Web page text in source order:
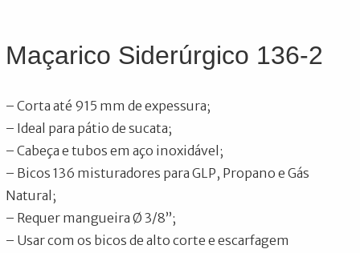
Maçarico Siderúrgico 136-2
– Corta até 915 mm de expessura;
– Ideal para pátio de sucata;
– Cabeça e tubos em aço inoxidável;
– Bicos 136 misturadores para GLP, Propano e Gás
Natural;
– Requer mangueira Ø 3/8”;
– Usar com os bicos de alto corte e escarfagem